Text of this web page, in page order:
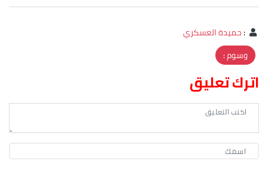
:حميدة العسكري
وسوم :
اترك تعليق